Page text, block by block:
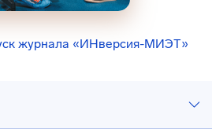
журнала «ИНверсия-МИЭТ»